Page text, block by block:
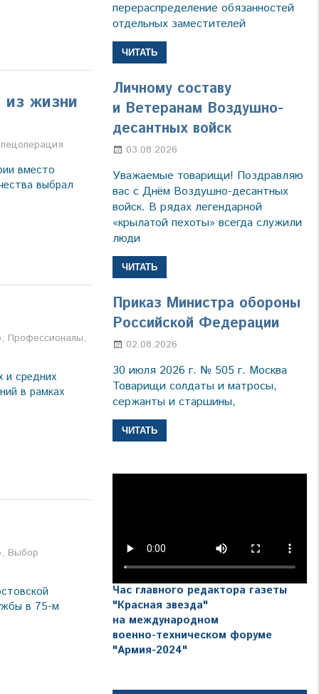
из жизни
вместо
выбрал
, Профессионалы,
средних
в рамках
, Выбор
в 75-м
перераспределение обязанностей
отдельных заместителей
ЧИТАТЬ
Личному составу
и Ветеранам Воздушно-
десантных войск
03.08.2026
Уважаемые товарищи! Поздравляю
вас с Днём Воздушно-десантных
войск. В рядах легендарной
«крылатой пехоты» всегда служили
люди
ЧИТАТЬ
Приказ Министра обороны
Российской Федерации
02.08.2026
30 июля 2026 г. № 505 г. Москва
Товарищи солдаты и матросы,
сержанты и старшины,
ЧИТАТЬ
Час главного редактора газеты
"Красная звезда"
на международном
военно-техническом форуме
"Армия-2024"